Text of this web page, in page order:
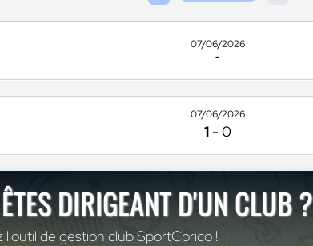
07/06/2026
-
07/06/2026
1 -0
DIRIGEANT D'UN CLUB ?
l'outil de gestion club SportCorico !